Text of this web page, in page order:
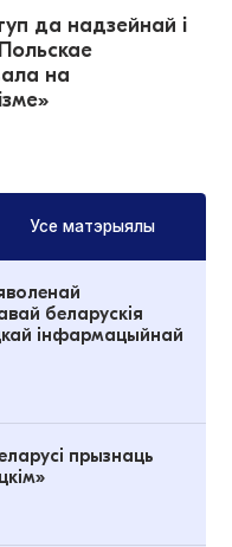
да надзейнай і
на
Усе матэрыялы
беларускія
інфармацыйнай
прызнаць